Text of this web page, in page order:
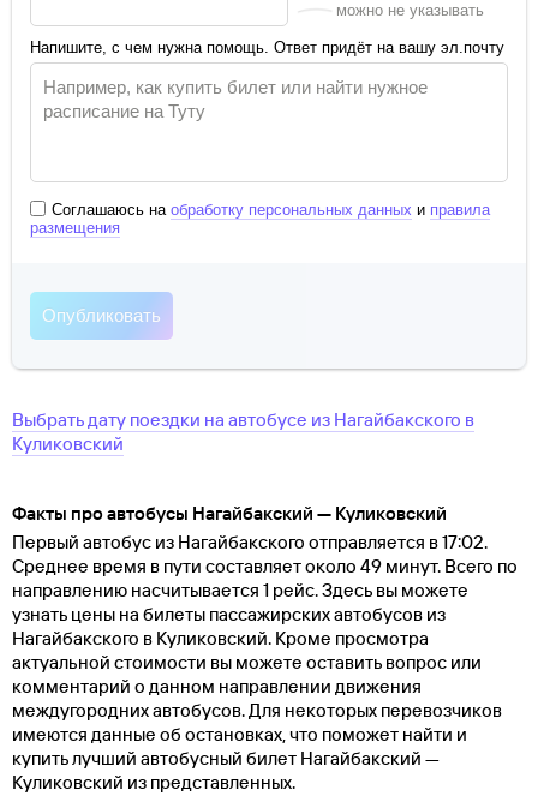
можно не указывать
Напишите, с чем нужна помощь. Ответ придёт на вашу эл.почту
Соглашаюсь на обработку персональных данных и правила
размещения
Выбрать дату поездки на автобусе из Нагайбакского в
Куликовский
Факты про автобусы Нагайбакский — Куликовский
Первый автобус из Нагайбакского отправляется в 17:02.
Среднее время в пути составляет около 49 минут. Всего по
направлению насчитывается 1 рейс. Здесь вы можете
узнать цены на билеты пассажирских автобусов из
Нагайбакского в Куликовский. Кроме просмотра
актуальной стоимости вы можете оставить вопрос или
комментарий о данном направлении движения
междугородних автобусов. Для некоторых перевозчиков
имеются данные об остановках, что поможет найти и
купить лучший автобусный билет Нагайбакский —
Куликовский из представленных.